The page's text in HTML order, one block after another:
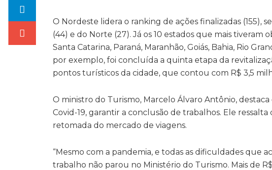
O Nordeste lidera o ranking de ações finalizadas (155),
(44) e do Norte (27). Já os 10 estados que mais tiveram
Santa Catarina, Paraná, Maranhão, Goiás, Bahia, Rio
por exemplo, foi concluída a quinta etapa da
pontos turísticos da cidade, que contou com R$ 3,5
O ministro do Turismo, Marcelo Álvaro Antônio,
Covid-19, garantir a conclusão de trabalhos. Ele
retomada do mercado de viagens.
“Mesmo com a pandemia, e todas as dificuldades que
trabalho não parou no Ministério do Turismo. Mais de